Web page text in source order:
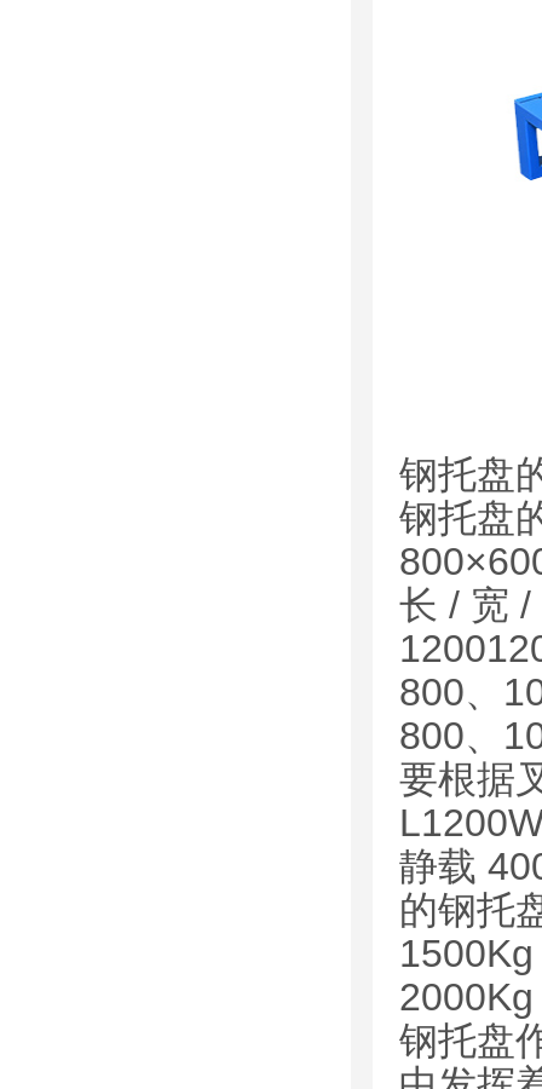
钢托盘
钢托盘
长 / 宽
800、
800、
要根据
静载
的钢托
1500Kg
2000Kg
钢托盘